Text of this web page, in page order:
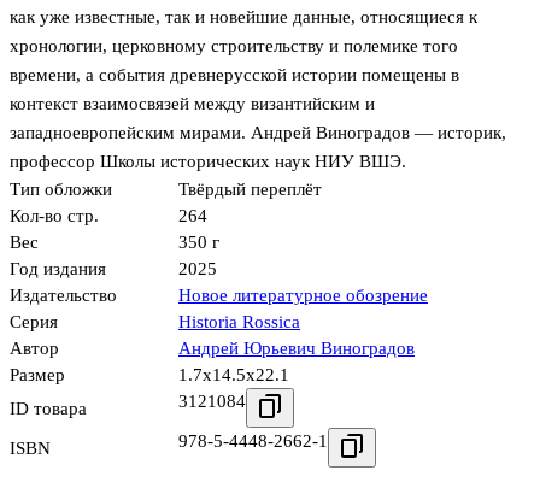
как уже известные, так и новейшие данные, относящиеся к
хронологии, церковному строительству и полемике того
времени, а события древнерусской истории помещены в
контекст взаимосвязей между византийским и
западноевропейским мирами. Андрей Виноградов — историк,
профессор Школы исторических наук НИУ ВШЭ.
Тип обложки
Твёрдый переплёт
Кол-во стр.
264
Вес
350 г
Год издания
2025
Издательство
Новое литературное обозрение
Серия
Historia Rossica
Автор
Андрей Юрьевич Виноградов
Размер
1.7x14.5x22.1
ID товара
3121084
ISBN 978-5-4448-2662-1